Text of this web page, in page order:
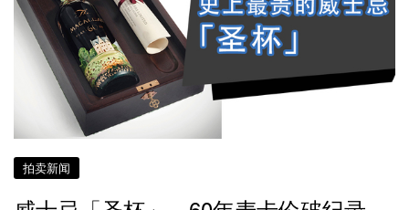
拍卖新闻